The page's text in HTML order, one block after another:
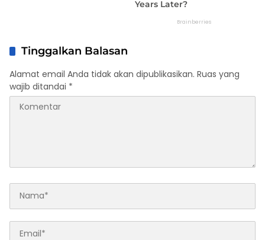
Tinggalkan Balasan
Alamat email Anda tidak akan dipublikasikan. Ruas yang
wajib ditandai *